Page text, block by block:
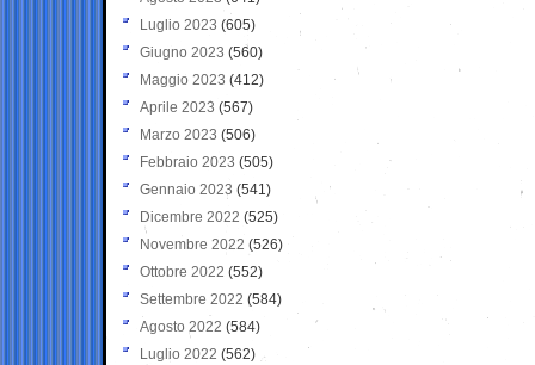
Luglio 2023 (605)
Giugno 2023 (560)
Maggio 2023 (412)
Aprile 2023 (567)
Marzo 2023 (506)
Febbraio 2023 (505)
Gennaio 2023 (541)
Dicembre 2022 (525)
Novembre 2022 (526)
Ottobre 2022 (552)
Settembre 2022 (584)
Agosto 2022 (584)
Luglio 2022 (562)